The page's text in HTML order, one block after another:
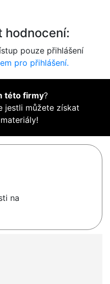
hodnocení:
pouze přihlášení
pro přihlášení.
této firmy?
jestli můžete získat
na